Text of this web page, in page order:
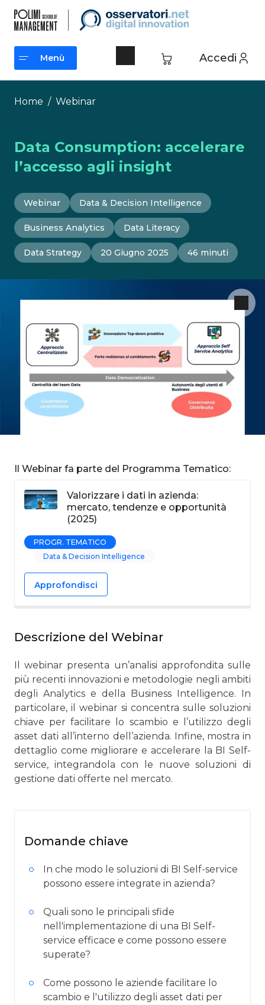
contenuto
Accedi
Menù
Menù
Home / Webinar
Data Consumption: accelerare
l’accesso agli insight
Webinar Data & Decision Intelligence
Business Analytics Data Literacy
Data Strategy 20 Giugno 2025 46 minuti
Il Webinar fa parte del Programma Tematico:
Valorizzare i dati in azienda:
mercato, tendenze e opportunità
(2025)
PROGR. TEMATICO
Data & Decision Intelligence
Approfondisci
Descrizione del Webinar
Il webinar presenta un’analisi approfondita sulle
più recenti innovazioni e metodologie negli ambiti
degli Analytics e della Business Intelligence. In
particolare, il webinar si concentra sulle soluzioni
chiave per facilitare lo scambio e l’utilizzo degli
asset dati all’interno dell’azienda. Infine, mostra in
dettaglio come migliorare e accelerare la BI Self-
service, integrandola con le nuove soluzioni di
gestione dati offerte nel mercato.
Domande chiave
In che modo le soluzioni di BI Self-service
possono essere integrate in azienda?
Quali sono le principali sfide
nell'implementazione di una BI Self-
service efficace e come possono essere
superate?
Come possono le aziende facilitare lo
scambio e l'utilizzo degli asset dati per